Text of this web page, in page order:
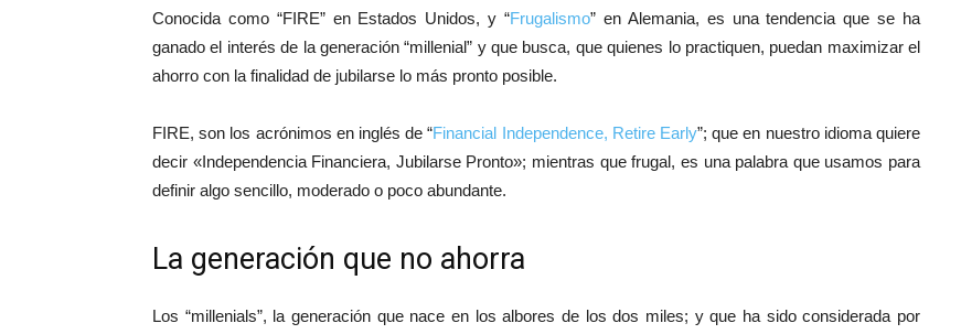
Conocida como “FIRE” en Estados Unidos, y “Frugalismo” en Alemania, es una tendencia que se ha
ganado el interés de la generación “millenial” y que busca, que quienes lo practiquen, puedan maximizar el
ahorro con la finalidad de jubilarse lo más pronto posible.
FIRE, son los acrónimos en inglés de “Financial Independence, Retire Early”; que en nuestro idioma quiere
decir «Independencia Financiera, Jubilarse Pronto»; mientras que frugal, es una palabra que usamos para
definir algo sencillo, moderado o poco abundante.
La generación que no ahorra
Los “millenials”, la generación que nace en los albores de los dos miles; y que ha sido considerada por